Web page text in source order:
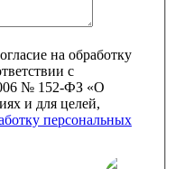
на обработку
с
№ 152-ФЗ «О
и для целей,
персональных